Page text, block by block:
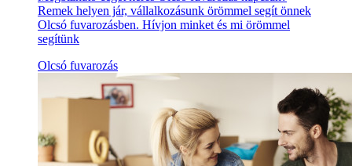
Remek helyen jár, vállalkozásunk örömmel segít önnek
Olcsó fuvarozásben. Hívjon minket és mi örömmel
segítünk
Olcsó fuvarozás